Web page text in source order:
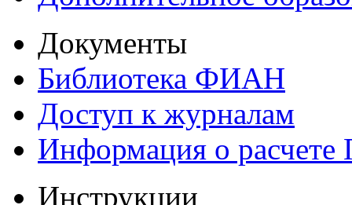
Документы
Библиотека ФИАН
Доступ к журналам
Информация о
Инструкции